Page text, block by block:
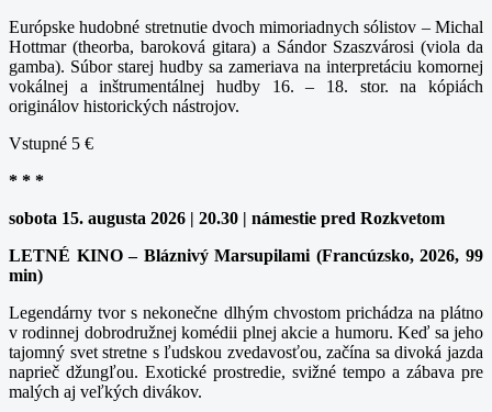
Európske hudobné stretnutie dvoch mimoriadnych sólistov – Michal
Hottmar (theorba, baroková gitara) a Sándor Szaszvárosi (viola da
gamba). Súbor starej hudby sa zameriava na interpretáciu komornej
vokálnej a inštrumentálnej hudby 16. – 18. stor. na kópiách
originálov historických nástrojov.
Vstupné 5 €
* * *
sobota 15. augusta 2026 | 20.30 | námestie pred Rozkvetom
LETNÉ KINO – Bláznivý Marsupilami (Francúzsko, 2026, 99
min)
Legendárny tvor s nekonečne dlhým chvostom prichádza na plátno
v rodinnej dobrodružnej komédii plnej akcie a humoru. Keď sa jeho
tajomný svet stretne s ľudskou zvedavosťou, začína sa divoká jazda
naprieč džungľou. Exotické prostredie, svižné tempo a zábava pre
malých aj veľkých divákov.